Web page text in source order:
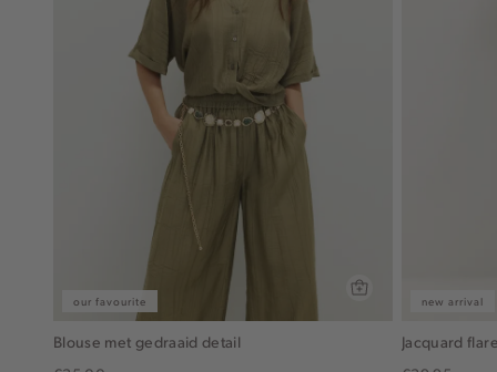
our favourite
Blouse met gedraaid detail
new arrival
Jacquard